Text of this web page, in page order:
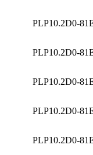
PLP10.2D0-
PLP10.2D0-
PLP10.2D0-
PLP10.2D0-
PLP10.2D0-